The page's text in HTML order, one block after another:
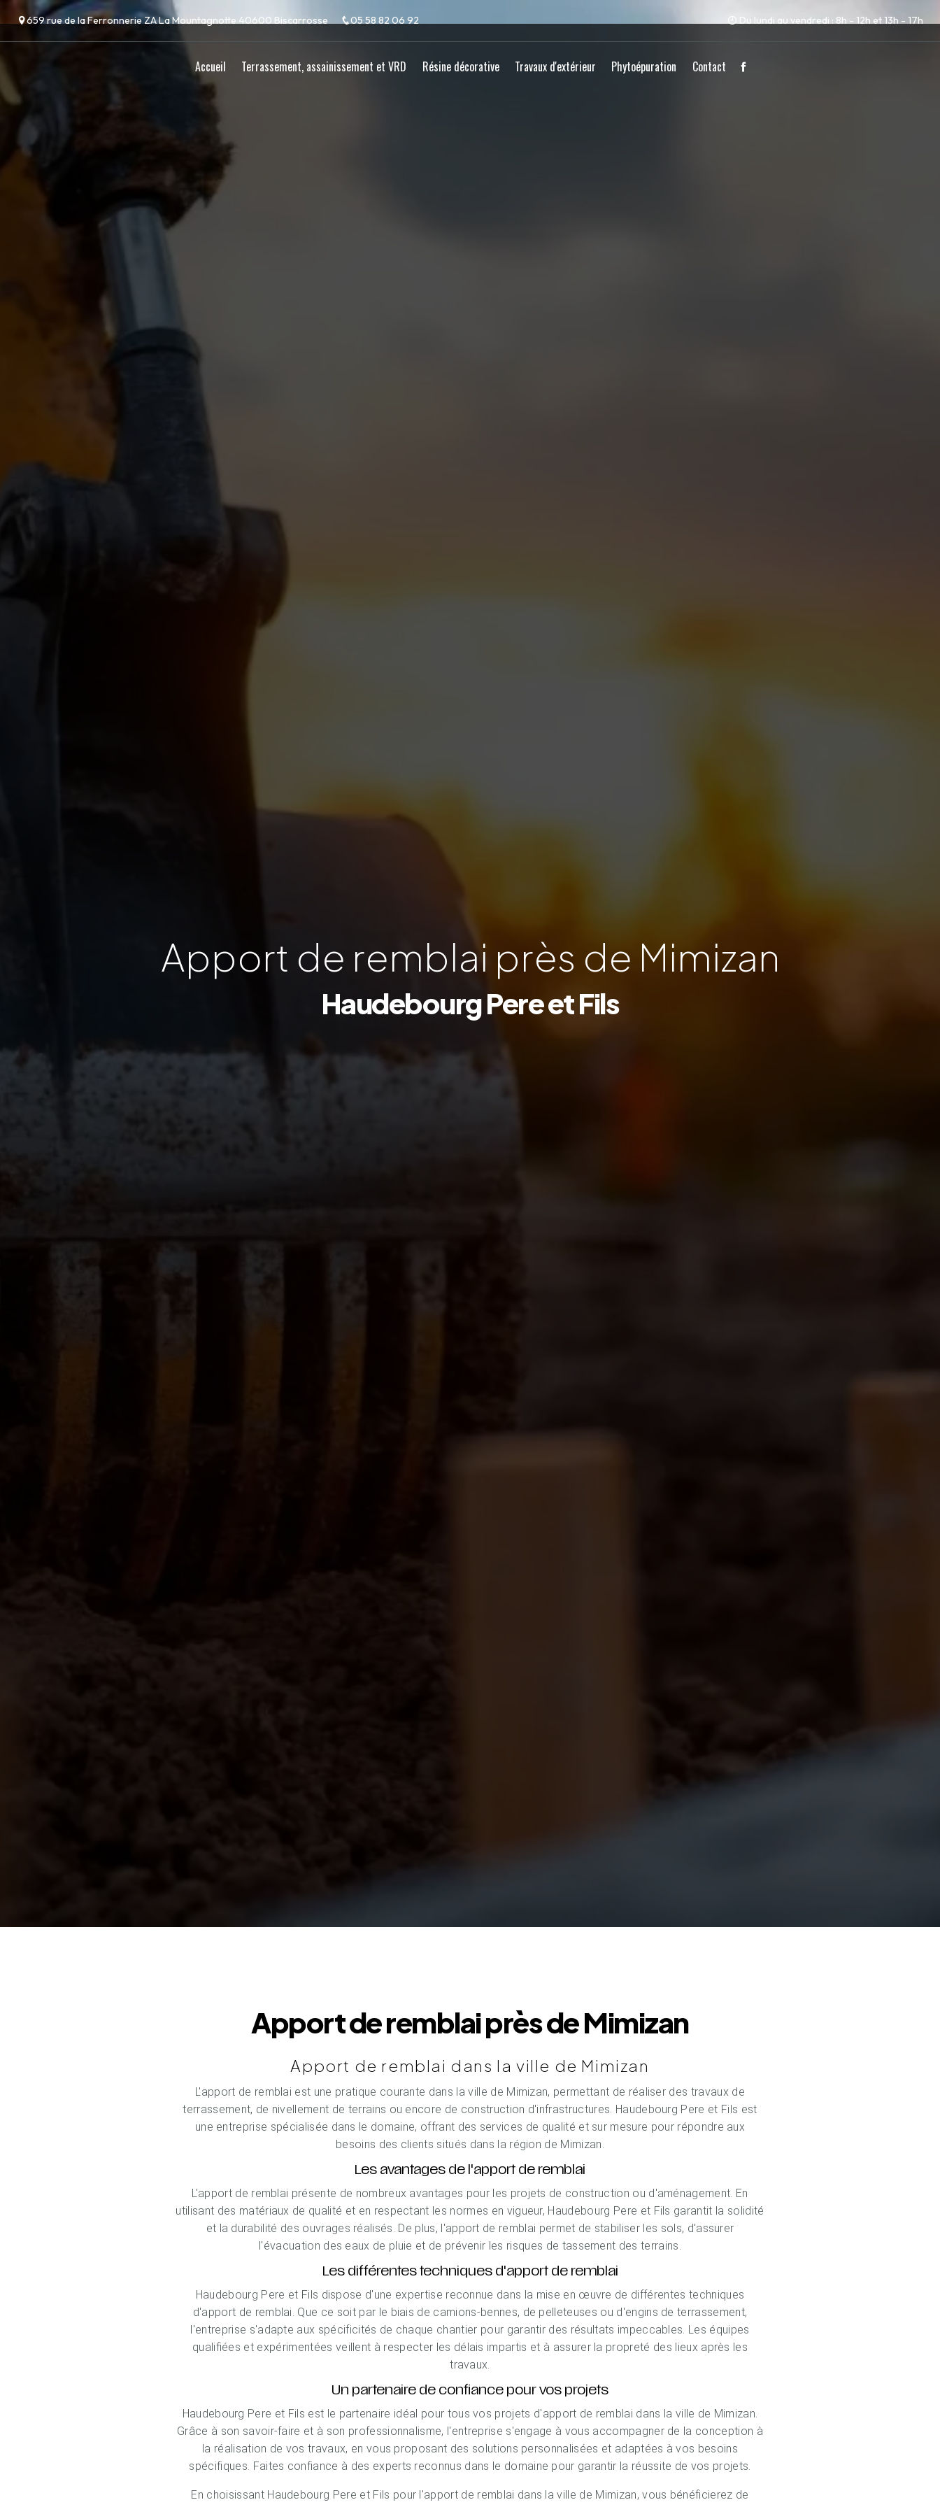
659 rue de la Ferronnerie ZA La Mountagnotte 40600 Biscarrosse 05 58 82 06 92 Du lundi au vendredi : 8h - 12h et 13h - 17h
Accueil Terrassement, assainissement et VRD Résine décorative Travaux d'extérieur Phytoépuration Contact
Apport de remblai près de Mimizan
Haudebourg Pere et Fils
Apport de remblai près de Mimizan
Apport de remblai dans la ville de Mimizan
L'apport de remblai est une pratique courante dans la ville de Mimizan, permettant de réaliser des travaux de
terrassement, de nivellement de terrains ou encore de construction d'infrastructures. Haudebourg Pere et Fils est
une entreprise spécialisée dans le domaine, offrant des services de qualité et sur mesure pour répondre aux
besoins des clients situés dans la région de Mimizan.
Les avantages de l'apport de remblai
L'apport de remblai présente de nombreux avantages pour les projets de construction ou d'aménagement. En
utilisant des matériaux de qualité et en respectant les normes en vigueur, Haudebourg Pere et Fils garantit la solidité
et la durabilité des ouvrages réalisés. De plus, l'apport de remblai permet de stabiliser les sols, d'assurer
l'évacuation des eaux de pluie et de prévenir les risques de tassement des terrains.
Les différentes techniques d'apport de remblai
Haudebourg Pere et Fils dispose d'une expertise reconnue dans la mise en œuvre de différentes techniques
d'apport de remblai. Que ce soit par le biais de camions-bennes, de pelleteuses ou d'engins de terrassement,
l'entreprise s'adapte aux spécificités de chaque chantier pour garantir des résultats impeccables. Les équipes
qualifiées et expérimentées veillent à respecter les délais impartis et à assurer la propreté des lieux après les
travaux.
Un partenaire de confiance pour vos projets
Haudebourg Pere et Fils est le partenaire idéal pour tous vos projets d'apport de remblai dans la ville de Mimizan.
Grâce à son savoir-faire et à son professionnalisme, l'entreprise s'engage à vous accompagner de la conception à
la réalisation de vos travaux, en vous proposant des solutions personnalisées et adaptées à vos besoins
spécifiques. Faites confiance à des experts reconnus dans le domaine pour garantir la réussite de vos projets.
En choisissant Haudebourg Pere et Fils pour l'apport de remblai dans la ville de Mimizan, vous bénéficierez de
Panneau de gestion des cookies